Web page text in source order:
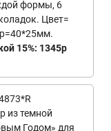
формы, 6
Цвет=
15%: 1345р
из темной
Годом» для